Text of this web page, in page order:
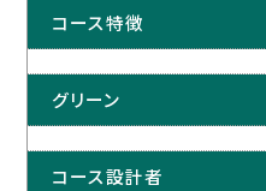
コース特徴
グリーン
コース設計者